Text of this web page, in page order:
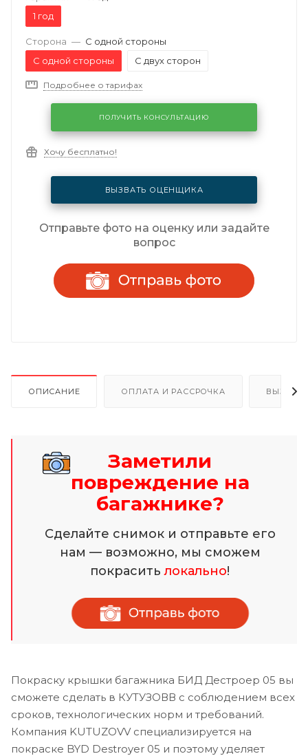
1 год
Сторона — С одной стороны
С одной стороны
С двух сторон
Подробнее о тарифах
ПОЛУЧИТЬ КОНСУЛЬТАЦИЮ
Хочу бесплатно!
ВЫЗВАТЬ ОЦЕНЩИКА
Отправьте фото на оценку или задайте
вопрос
ОПИСАНИЕ ОПЛАТА И РАССРОЧКА ВЫЗОВ
Заметили
повреждение на
багажнике?
Сделайте снимок и отправьте его
нам — возможно, мы сможем
покраситьлокально!
Покраску крышки багажника БИД Дестроер 05 вы
сможете сделать в КУТУЗОВВ с соблюдением всех
сроков, технологических норм и требований.
Компания KUTUZOVV специализируется на
покраске BYD Destroyer 05 и поэтому уделяет